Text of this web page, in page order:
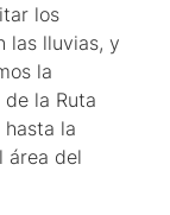
los
las lluvias, y
la
la Ruta
hasta la
área del